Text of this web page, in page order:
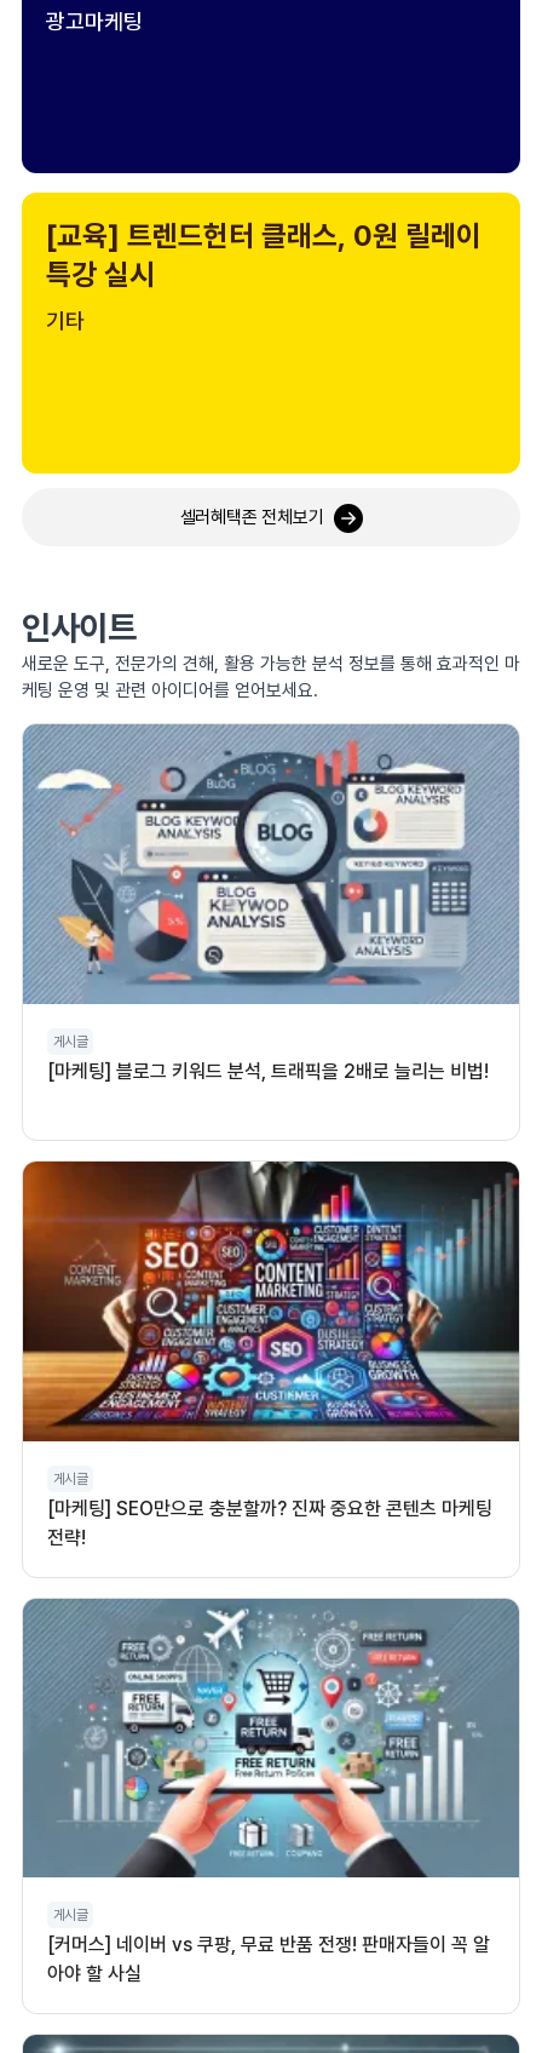
광고마케팅
[교육] 트렌드헌터 클래스, 0원 릴레이
특강 실시
기타
셀러혜택존 전체보기
인사이트
새로운 도구, 전문가의 견해, 활용 가능한 분석 정보를 통해 효과적인 마
케팅 운영 및 관련 아이디어를 얻어보세요.
게시글
[마케팅] 블로그 키워드 분석, 트래픽을 2배로 늘리는 비법!
게시글
[마케팅] SEO만으로 충분할까? 진짜 중요한 콘텐츠 마케팅
전략!
게시글
[커머스] 네이버 vs 쿠팡, 무료 반품 전쟁! 판매자들이 꼭 알
아야 할 사실